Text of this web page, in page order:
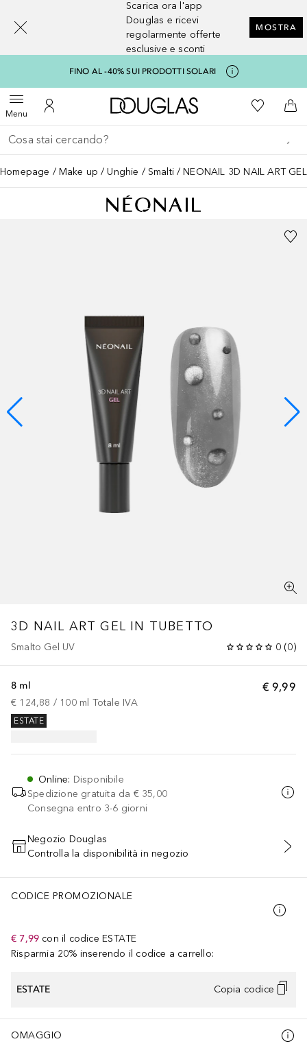
Scarica ora l'app
Douglas e ricevi
regolarmente offerte
esclusive e sconti
MOSTRA
FINO AL -40% SUI PRODOTTI SOLARI
MenuApri menuAl Mio Account
A Douglas HomeAlla Mia
Al
Torna indietro
Esegui ricerca
Homepage Make up Unghie Smalti NEONAIL 3D NAIL ART
3D NAIL ART GEL IN TUBETTO
Smalto Gel UV 0 (0)
€ 9,99
8 ml
€ 124,88 / 100 ml Totale IVA
ESTATE
Online: Disponibile
Spedizione gratuita da € 35,00
Consegna entro 3-6 giorni
AGGIUNGI AL CARRELLO
Negozio Douglas
Controlla la disponibilità in negozio
CODICE PROMOZIONALE
€ 7,99 con il codice ESTATE
Risparmia 20% inserendo il codice a carrello:
ESTATE Copia codice
OMAGGIO
[navigation.slideout.screenreader]